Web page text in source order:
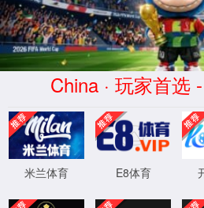
404: 您访问的页面不存在。